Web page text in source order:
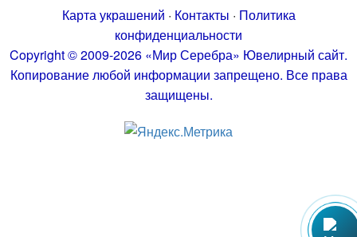
Карта украшений · Контакты · Политика
конфиденциальности
Copyright © 2009-2026 «Мир Серебра» Ювелирный сайт.
Копирование любой информации запрещено. Все права
защищены.